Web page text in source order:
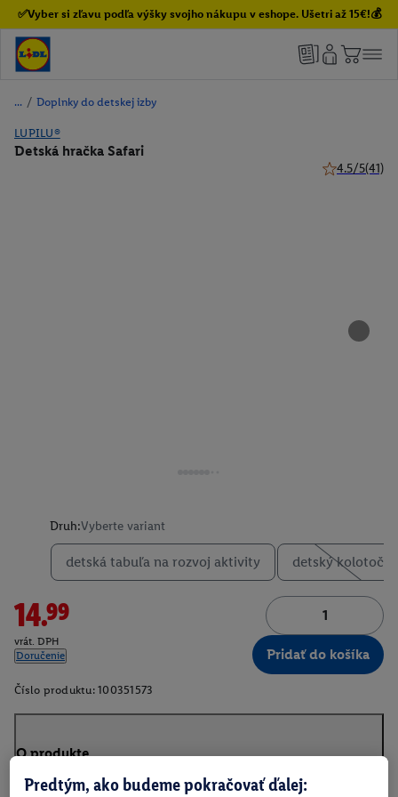
✅Vyber si zľavu podľa výšky svojho nákupu v eshope. Ušetri až 15€!💰
/ Doplnky do detskej izby
LUPILU®
Detská hračka Safari
4.5/5(41)
Druh:Vyberte variant
detská tabuľa na rozvoj aktivity detský kolotoč
14.99
vrát. DPH
Doručenie
Pridať do košíka
Číslo produktu: 100351573
O produkte
Predtým, ako budeme pokračovať ďalej: